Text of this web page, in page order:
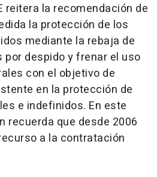
reitera la recomendación de
la protección de los
mediante la rebaja de
despido y frenar el uso
con el objetivo de
en la protección de
e indefinidos. En este
recuerda que desde 2006
a la contratación